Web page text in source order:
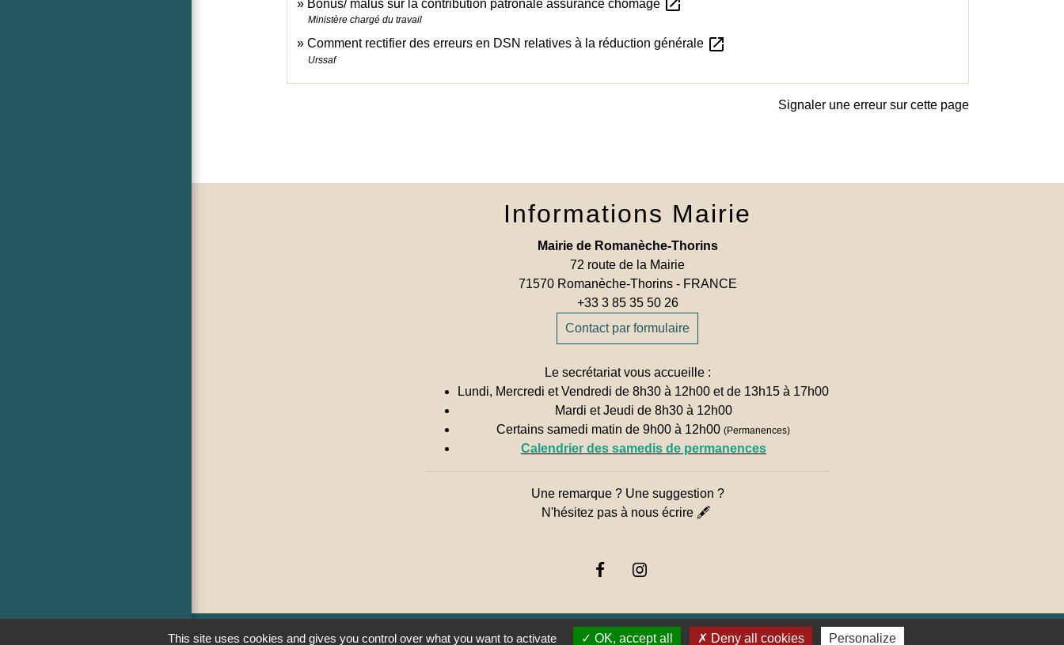
Bonus/ malus sur la contribution patronale assurance chômage open_in_new
Ministère chargé du travail
Comment rectifier des erreurs en DSN relatives à la réduction générale open_in_new
Urssaf
Signaler une erreur sur cette page
Informations Mairie
Mairie de Romanèche-Thorins
72 route de la Mairie
71570 Romanèche-Thorins - FRANCE
+33 3 85 35 50 26
Contact par formulaire
Le secrétariat vous accueille :
Lundi, Mercredi et Vendredi de 8h30 à 12h00 et de 13h15 à 17h00
Mardi et Jeudi de 8h30 à 12h00
Certains samedi matin de 9h00 à 12h00(Permanences)
Calendrier des samedis de permanences
Une remarque ? Une suggestion ?
N'hésitez pas à nous écrire 🖋
This site uses cookies and gives you control over what you want to activate OK, accept all Deny all cookies Personalize